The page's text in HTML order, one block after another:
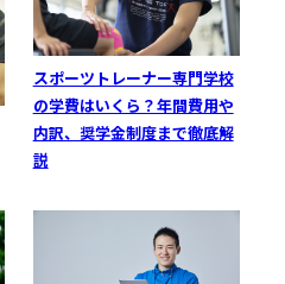
スポーツトレーナー専門学校
の学費はいくら？年間費用や
内訳、奨学金制度まで徹底解
説